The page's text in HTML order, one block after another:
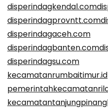
disperindagkendal.com
disperindagprovntt.com
disperindagaceh.com
disperindagbanten.com
disperindagsu.com
kecamatanrumbaitimur.id